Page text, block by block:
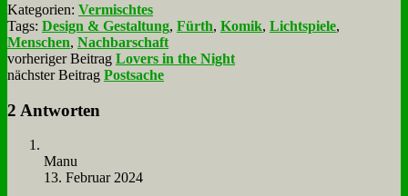
Kategorien: Vermischtes
Tags: Design & Gestaltung, Fürth, Komik, Lichtspiele,
Menschen, Nachbarschaft
vorheriger Beitrag Lovers in the Night
nächster Beitrag Postsache
2 Antworten
Ma­nu
13. Februar 2024